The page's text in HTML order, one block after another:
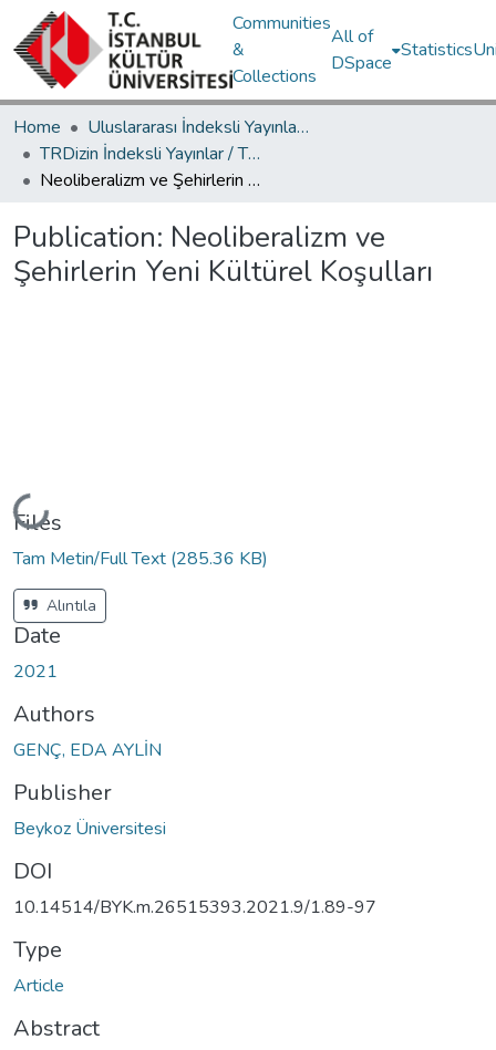
Communities
&
Collections
All of
DSpace
Statistics
Home
Uluslararası İndeksli Yayınlar / International Indexed Publications
TRDizin İndeksli Yayınlar / TRDizin Indexed Publications
Neoliberalizm ve Şehirlerin Yeni Kültürel Koşulları
Publication: Neoliberalizm ve
Şehirlerin Yeni Kültürel Koşulları
Loading...
Files
Tam Metin/Full Text (285.36 KB)
Alıntıla
Date
2021
Authors
GENÇ, EDA AYLİN
Publisher
Beykoz Üniversitesi
DOI
10.14514/BYK.m.26515393.2021.9/1.89-97
Type
Article
Abstract